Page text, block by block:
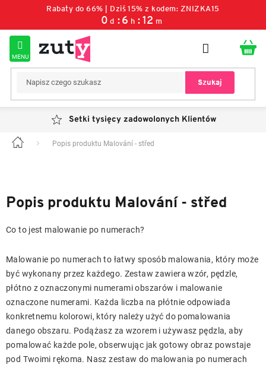
Rabaty do 66% | Dziś 15% z kodem: ZNIZKA15
0 d 6 h 12 m
Szukaj
Setki tysięcy zadowolonych Klientów
Home Popis produktu Malování - střed
Popis produktu Malování - střed
Co to jest malowanie po numerach?
Malowanie po numerach to łatwy sposób malowania, który może
być wykonany przez każdego. Zestaw zawiera wzór, pędzle,
płótno z oznaczonymi numerami obszarów i malowanie
oznaczone numerami. Każda liczba na płótnie odpowiada
konkretnemu kolorowi, który należy użyć do pomalowania
danego obszaru. Podążasz za wzorem i używasz pędzla, aby
pomalować każde pole, obserwując jak gotowy obraz powstaje
pod Twoimi rękoma. Nasz zestaw do malowania po numerach